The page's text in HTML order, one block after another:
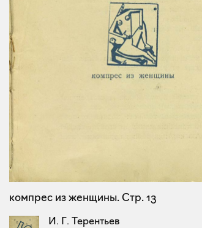
компрес из женщины. Стр. 13
И. Г. Терентьев